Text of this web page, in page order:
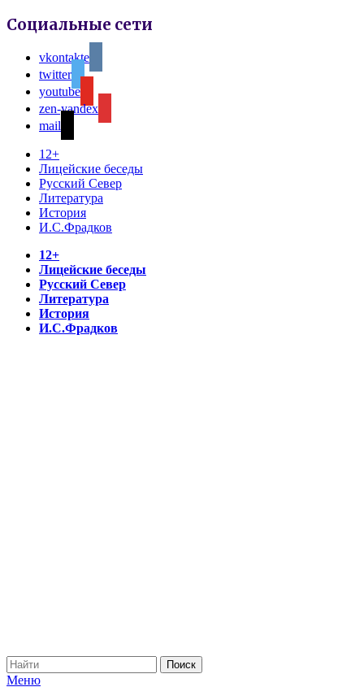
Социальные сети
vkontakte
twitter
youtube
zen-yandex
mail
12+
Лицейские беседы
Русский Север
Литература
История
И.С.Фрадков
12+
Лицейские беседы
Русский Север
Литература
История
И.С.Фрадков
Меню